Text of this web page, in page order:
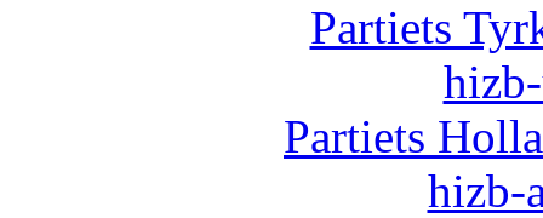
Partiets
Partiets
hizb-